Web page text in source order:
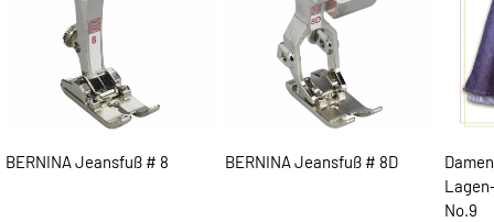
BERNINA Jeansfuß # 8 BERNINA Jeansfuß # 8D
No.9